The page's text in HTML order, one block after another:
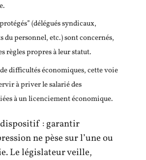
(délégués syndicaux,
du personnel, etc.) sont concernés,
règles propres à leur statut.
difficultés économiques, cette voie
à priver le salarié des
à un licenciement économique.
: garantir
ne pèse sur l’une ou
Le législateur veille,